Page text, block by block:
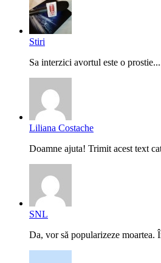
Stiri
Sa interzici avortul este o
Liliana Costache
Doamne ajuta! Trimit acest text
SNL
Da, vor să popularizeze moartea.